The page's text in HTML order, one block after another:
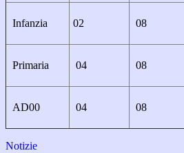
Infanzia 02 08
Primaria 04 08
AD00 04 08
Notizie